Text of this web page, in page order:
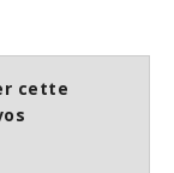
cette